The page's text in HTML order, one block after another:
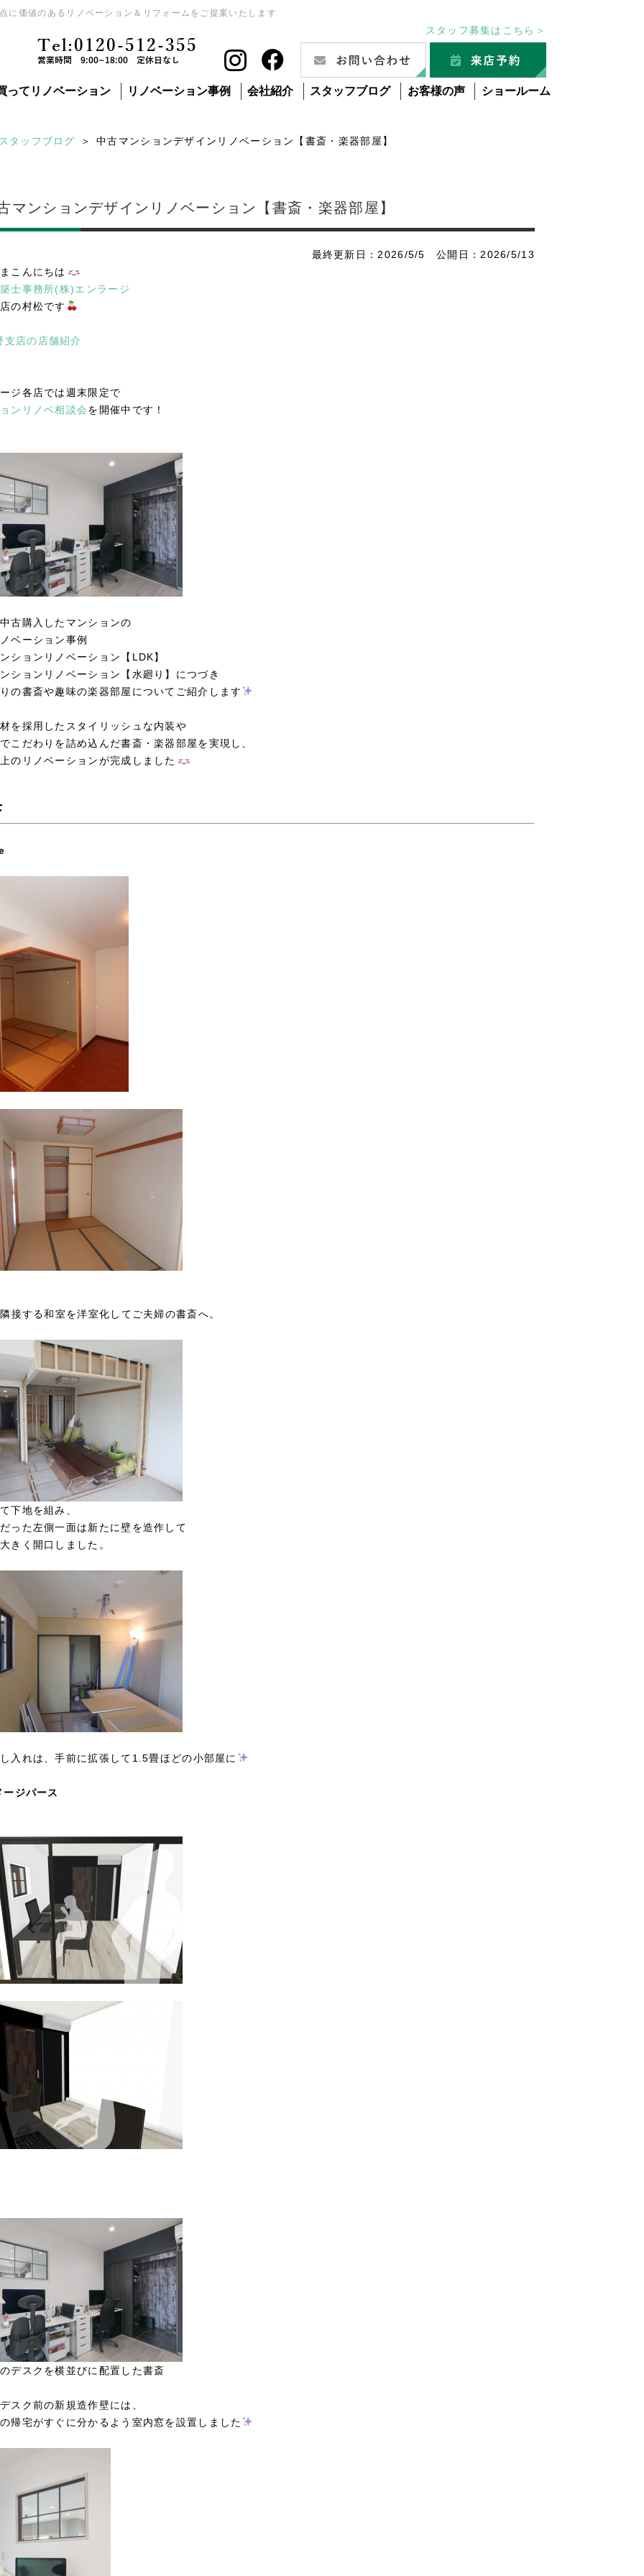
に価値のあるリノベーション＆リフォームをご提案いたします
スタッフ募集はこちら＞
Tel:0120-512-355
営業時間 9:00~18:00 定休日なし
ってリノベーション リノベーション事例 会社紹介 スタッフブログ お客様の声 ショールーム
タッフブログ 中古マンションデザインリノベーション【書斎・楽器部屋】
マンションデザインリノベーション【書斎・楽器部屋】
最終更新日：2026/5/5 公開日：2026/5/13
こんにちは
士事務所(株)エンラージ
の村松です
支店の店舗紹介
ジ各店では週末限定で
ンリノベ相談会を開催中です！
古購入したマンションの
ベーション事例
ションリノベーション【LDK】
ションリノベーション【水廻り】につづき
の書斎や趣味の楽器部屋についてご紹介します
を採用したスタイリッシュな内装や
こだわりを詰め込んだ書斎・楽器部屋を実現し、
のリノベーションが完成しました
接する和室を洋室化してご夫婦の書斎へ。
下地を組み、
った左側一面は新たに壁を造作して
きく開口しました。
入れは、手前に拡張して1.5畳ほどの小部屋に
ージパース
デスクを横並びに配置した書斎
スク前の新規造作壁には、
帰宅がすぐに分かるよう室内窓を設置しました